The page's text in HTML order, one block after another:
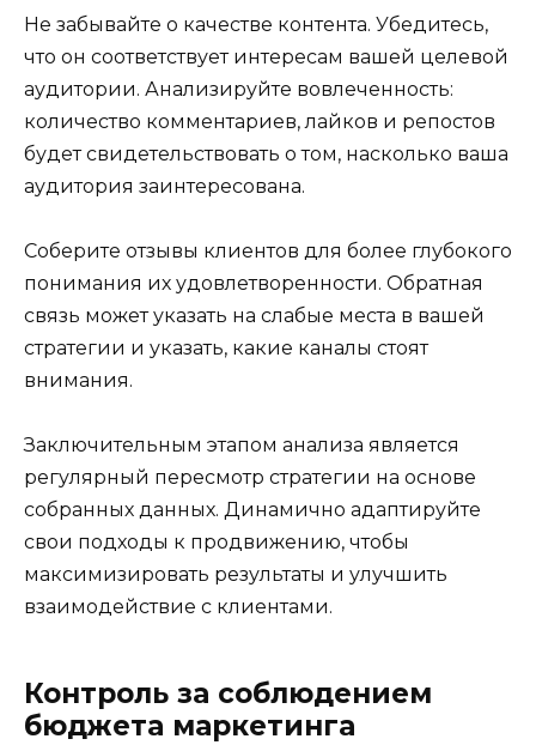
Не забывайте о качестве контента. Убедитесь,
что он соответствует интересам вашей целевой
аудитории. Анализируйте вовлеченность:
количество комментариев, лайков и репостов
будет свидетельствовать о том, насколько ваша
аудитория заинтересована.
Соберите отзывы клиентов для более глубокого
понимания их удовлетворенности. Обратная
связь может указать на слабые места в вашей
стратегии и указать, какие каналы стоят
внимания.
Заключительным этапом анализа является
регулярный пересмотр стратегии на основе
собранных данных. Динамично адаптируйте
свои подходы к продвижению, чтобы
максимизировать результаты и улучшить
взаимодействие с клиентами.
Контроль за соблюдением
бюджета маркетинга